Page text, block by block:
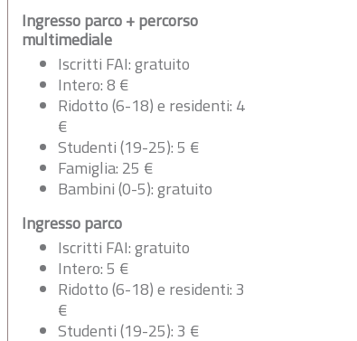
Ingresso parco + percorso
multimediale
Iscritti FAI: gratuito
Intero: 8 €
Ridotto (6-18) e residenti: 4
€
Studenti (19-25): 5 €
Famiglia: 25 €
Bambini (0-5): gratuito
Ingresso parco
Iscritti FAI: gratuito
Intero: 5 €
Ridotto (6-18) e residenti: 3
€
Studenti (19-25): 3 €